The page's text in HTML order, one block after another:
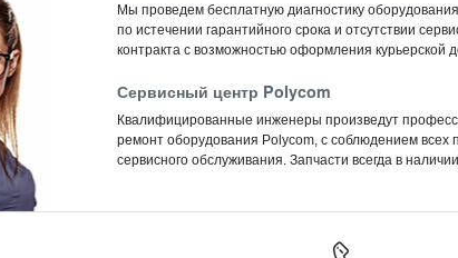
Мы проведем бесплатную диагностику
по истечении гарантийного срока и отсутствии
контракта с возможностью оформления курьерской
Сервисный центр Polycom
Квалифицированные инженеры произведут
ремонт оборудования Polycom, c соблюдением всех
сервисного обслуживания. Запчасти всегда в наличии.